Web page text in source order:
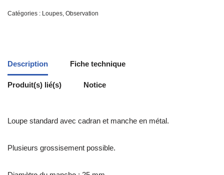
Catégories : Loupes Observation
Description Fiche technique
Produit(s) lié(s) Notice
Loupe standard avec cadran et manche en métal.
Plusieurs grossisement possible.